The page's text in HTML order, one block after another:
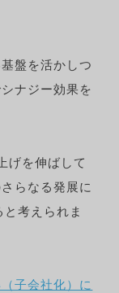
盤を活かしつ
ナジー効果を
げを伸ばして
らなる発展に
考えられま
子会社化）に